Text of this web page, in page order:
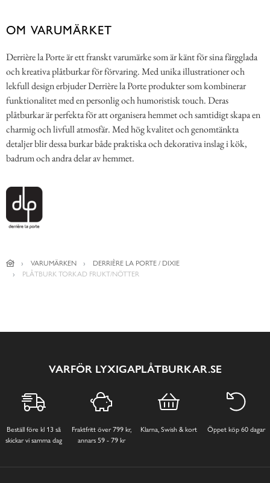
OM VARUMÄRKET
Derrière la Porte är ett franskt varumärke som är känt för sina färgglada
och kreativa plåtburkar för förvaring. Med unika illustrationer och
lekfull design erbjuder Derrière la Porte produkter som kombinerar
funktionalitet med en personlig och humoristisk touch. Deras
plåtburkar är perfekta för att organisera hemmet och samtidigt skapa en
charmig och livfull atmosfär. Med hög kvalitet och genomtänkta
detaljer blir dessa burkar både praktiska och dekorativa inslag i kök,
badrum och andra delar av hemmet.
VARUMÄRKEN
DERRIÈRE LA PORTE / DIXIE
PLÅTBURK TORKAD FRUKT/NÖTTER
VARFÖR LYXIGAPLÅTBURKAR.SE
Beställ före kl 13 så
skickar vi samma dag
Fraktfritt över 799 kr,
annars 59 - 79 kr
Klarna, Swish & kort Öppet köp 60 dagar